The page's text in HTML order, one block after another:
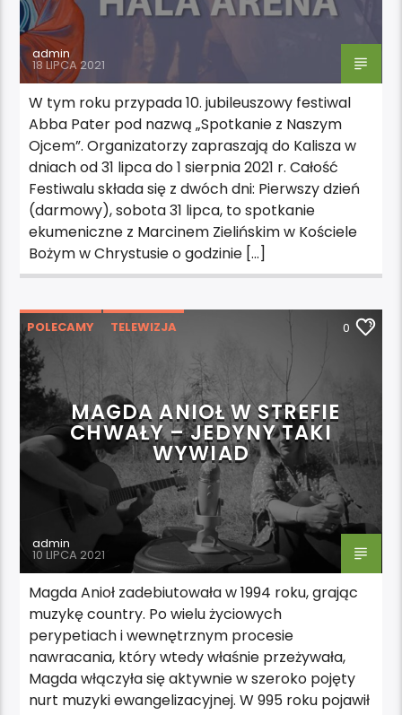
admin
18 LIPCA 2021
W tym roku przypada 10. jubileuszowy festiwal
Abba Pater pod nazwą „Spotkanie z Naszym
Ojcem”. Organizatorzy zapraszają do Kalisza w
dniach od 31 lipca do 1 sierpnia 2021 r. Całość
Festiwalu składa się z dwóch dni: Pierwszy dzień
(darmowy), sobota 31 lipca, to spotkanie
ekumeniczne z Marcinem Zielińskim w Kościele
Bożym w Chrystusie o godzinie […]
POLECAMY TELEWIZJA 0
MAGDA ANIOŁ W STREFIE
CHWAŁY – JEDYNY TAKI
WYWIAD
admin
10 LIPCA 2021
Magda Anioł zadebiutowała w 1994 roku, grając
muzykę country. Po wielu życiowych
perypetiach i wewnętrznym procesie
nawracania, który wtedy właśnie przeżywała,
Magda włączyła się aktywnie w szeroko pojęty
nurt muzyki ewangelizacyjnej. W 995 roku pojawił